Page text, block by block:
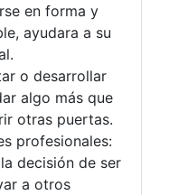
en forma y
ayudara a su
o desarrollar
algo más que
otras puertas.
profesionales:
decisión de ser
a otros